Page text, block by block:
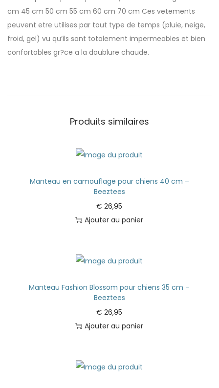
cm 45 cm 50 cm 55 cm 60 cm 70 cm Ces vetements
peuvent etre utilises par tout type de temps (pluie, neige,
froid, gel) vu qu’ils sont totalement impermeables et bien
confortables gr?ce a la doublure chaude.
Produits similaires
Manteau en camouflage pour chiens 40 cm –
Beeztees
€ 26,95
Ajouter au panier
Manteau Fashion Blossom pour chiens 35 cm –
Beeztees
€ 26,95
Ajouter au panier